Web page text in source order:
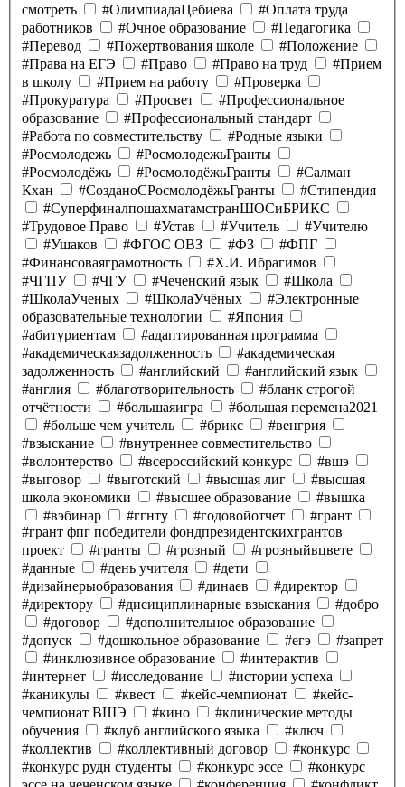
смотреть
#ОлимпиадаЦебиева
#Оплата труда
работников
#Очное образование
#Педагогика
#Перевод
#Пожертвования школе
#Положение
#Права на ЕГЭ
#Право #Право на труд
#Прием
в школу
#Прием на работу
#Проверка
#Прокуратура
#Просвет
#Профессиональное
образование
#Профессиональный стандарт
#Работа по совместительству
#Родные языки
#Росмолодежь
#РосмолодежьГранты
#Росмолодёжь
#РосмолодёжьГранты
#Салман
Кхан
#СозданоСРосмолодёжьГранты
#Стипендия
#СуперфиналпошахматамстранШОСиБРИКС
#Трудовое Право
#Устав #Учитель
#Учителю
#Ушаков
#ФГОС ОВЗ #ФЗ
#ФПГ
#Финансоваяграмотность
#Х.И. Ибрагимов
#ЧГПУ
#ЧГУ #Чеченский язык
#Школа
#ШколаУченых
#ШколаУчёных
#Электронные
образовательные технологии
#Япония
#абитуриентам
#адаптированная программа
#академическаязадолженность
#академическая
задолженность
#английский
#английский язык
#англия
#благотворительность
#бланк строгой
отчётности
#большаяигра
#большая перемена2021
#больше чем учитель
#брикс
#венгрия
#взыскание
#внутреннее совместительство
#волонтерство
#всероссийский конкурс
#вшэ
#выговор
#выготский #высшая лиг
#высшая
школа экономики
#высшее образование
#вышка
#вэбинар
#ггнту #годовойотчет
#грант
#грант фпг победители фондпрезидентскихгрантов
проект
#гранты #грозный
#грозныйвцвете
#данные
#день учителя
#дети
#дизайнерыобразования
#динаев
#директор
#директору
#дисициплинарные взыскания
#добро
#договор
#дополнительное образование
#допуск
#дошкольное образование #егэ
#запрет
#инклюзивное образование
#интерактив
#интернет
#исследование
#истории успеха
#каникулы
#квест #кейс-чемпионат
#кейс-
чемпионат ВШЭ
#кино
#клинические методы
обучения
#клуб английского языка
#ключ
#коллектив
#коллективный договор
#конкурс
#конкурс рудн студенты
#конкурс эссе
#конкурс